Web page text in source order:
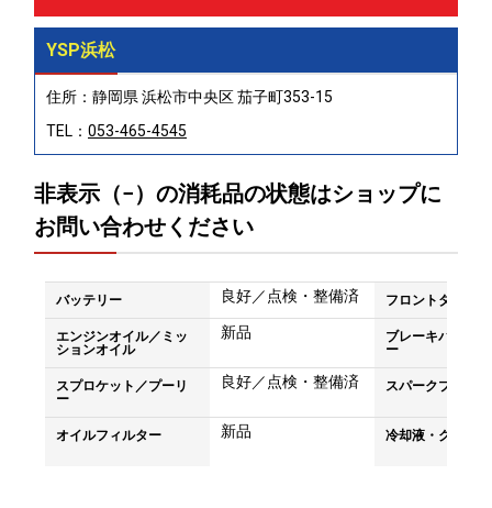
YSP浜松
住所：静岡県 浜松市中央区 茄子町353-15
TEL： 053-465-4545
非表示（−）の消耗品の状態はショップに
お問い合わせください
バッテリー 良好／点検・整備済 フロントタイヤ
エンジンオイル／ミッ
ションオイル
新品
ブレーキパッド
ー
スプロケット／プーリ
ー
良好／点検・整備済 スパークプラグ
オイルフィルター 新品 冷却液・クーラ